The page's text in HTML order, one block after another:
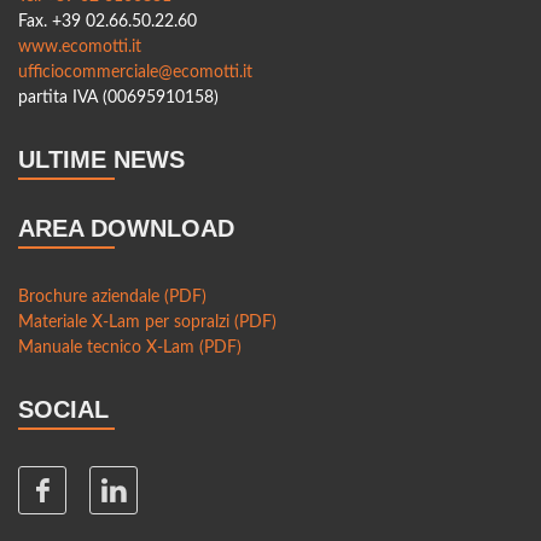
L’edilizia 4.0: l’integrazione delle nuove tecnologie nelle
costruzioni in legno
Innovazioni nei pannelli in legno per l’edilizia: prestazioni e
Soluzioni ibride: combinare il legno con acciaio e cemento
Legno e smart city: come questo materiale sta
rivoluzionando la progettazione urbana
al cemento e all'acciaio
Pannelli isolanti in fibra di legno: vantaggi e applicazioni in
Fax. +39 02.66.50.22.60
www.ecomotti.it
ufficiocommerciale@ecomotti.it
partita IVA (00695910158)
ULTIME NEWS
AREA DOWNLOAD
Brochure aziendale (PDF)
Materiale X-Lam per sopralzi (PDF)
Manuale tecnico X-Lam (PDF)
SOCIAL